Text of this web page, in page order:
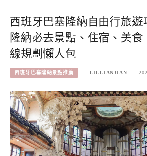
西班牙巴塞隆納自由行旅遊
隆納必去景點、住宿、美食
線規劃懶人包
西班牙巴塞隆納景點推薦 LILLIANJIAN